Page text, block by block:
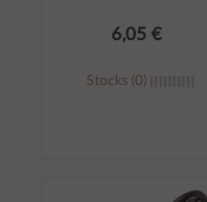
6,05 €
Stocks (0)